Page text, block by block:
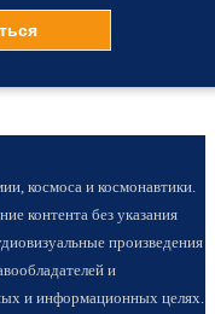
космоса и космонавтики.
контента без указания
произведения
и
и информационных целях.